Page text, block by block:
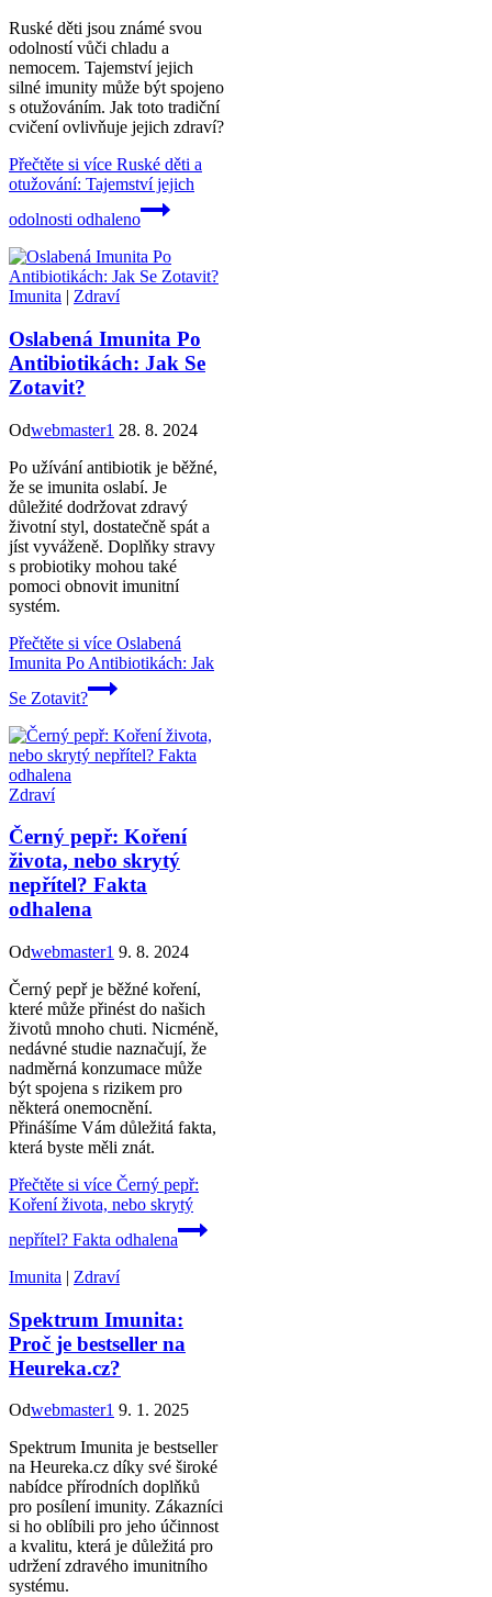
Ruské děti jsou známé svou
odolností vůči chladu a
nemocem. Tajemství jejich
silné imunity může být spojeno
s otužováním. Jak toto tradiční
cvičení ovlivňuje jejich zdraví?
Přečtěte si více Ruské děti a
otužování: Tajemství jejich
odolnosti odhaleno
Imunita | Zdraví
Oslabená Imunita Po
Antibiotikách: Jak Se
Zotavit?
Odwebmaster1 28. 8. 2024
Po užívání antibiotik je běžné,
že se imunita oslabí. Je
důležité dodržovat zdravý
životní styl, dostatečně spát a
jíst vyváženě. Doplňky stravy
s probiotiky mohou také
pomoci obnovit imunitní
systém.
Přečtěte si více Oslabená
Imunita Po Antibiotikách: Jak
Se Zotavit?
Zdraví
Černý pepř: Koření
života, nebo skrytý
nepřítel? Fakta
odhalena
Odwebmaster1 9. 8. 2024
Černý pepř je běžné koření,
které může přinést do našich
životů mnoho chuti. Nicméně,
nedávné studie naznačují, že
nadměrná konzumace může
být spojena s rizikem pro
některá onemocnění.
Přinášíme Vám důležitá fakta,
která byste měli znát.
Přečtěte si více Černý pepř:
Koření života, nebo skrytý
nepřítel? Fakta odhalena
Imunita | Zdraví
Spektrum Imunita:
Proč je bestseller na
Heureka.cz?
Odwebmaster1 9. 1. 2025
Spektrum Imunita je bestseller
na Heureka.cz díky své široké
nabídce přírodních doplňků
pro posílení imunity. Zákazníci
si ho oblíbili pro jeho účinnost
a kvalitu, která je důležitá pro
udržení zdravého imunitního
systému.